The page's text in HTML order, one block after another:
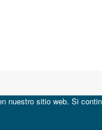
nuestro sitio web. Si